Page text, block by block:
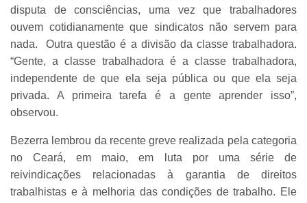
disputa de consciências, uma vez que trabalhadores
ouvem cotidianamente que sindicatos não servem para
nada. Outra questão é a divisão da classe trabalhadora.
“Gente, a classe trabalhadora é a classe trabalhadora,
independente de que ela seja pública ou que ela seja
privada. A primeira tarefa é a gente aprender isso”,
observou.
Bezerra lembrou da recente greve realizada pela categoria
no Ceará, em maio, em luta por uma série de
reivindicações relacionadas à garantia de direitos
trabalhistas e à melhoria das condições de trabalho. Ele